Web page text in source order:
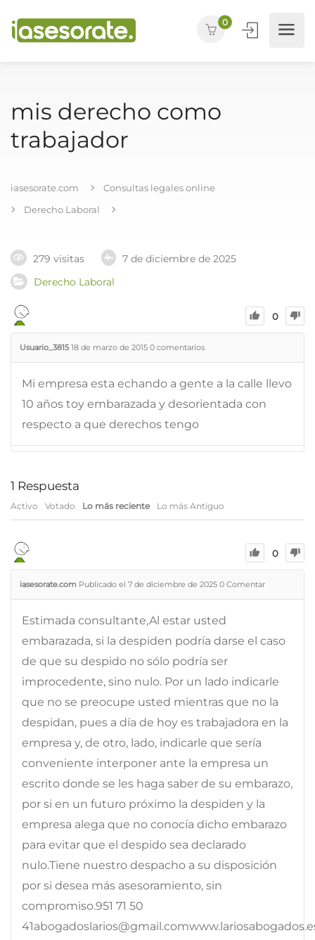
0
mis derecho como
trabajador
iasesorate.com
Consultas legales online
Derecho Laboral
279 visitas
7 de diciembre de 2025
Derecho Laboral
0
Usuario_3815 18 de marzo de 2015 0 comentarios
Mi empresa esta echando a gente a la calle llevo
10 años toy embarazada y desorientada con
respecto a que derechos tengo
1 Respuesta
Activo Votado Lo más reciente Lo más Antiguo
0
iasesorate.com Publicado el 7 de diciembre de 2025 0 Comentar
Estimada consultante,Al estar usted
embarazada, si la despiden podría darse el caso
de que su despido no sólo podría ser
improcedente, sino nulo. Por un lado indicarle
que no se preocupe usted mientras que no la
despidan, pues a día de hoy es trabajadora en la
empresa y, de otro, lado, indicarle que sería
conveniente interponer ante la empresa un
escrito donde se les haga saber de su embarazo,
por si en un futuro próximo la despiden y la
empresa alega que no conocía dicho embarazo
para evitar que el despido sea declarado
nulo.Tiene nuestro despacho a su disposición
por si desea más asesoramiento, sin
compromiso.951 71 50